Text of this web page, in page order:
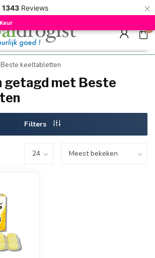
1343 Reviews ×
ab Mindestbestellwert | Minimum
Hızlı
0
Beste keeltabletten
getagd met Beste
Filters